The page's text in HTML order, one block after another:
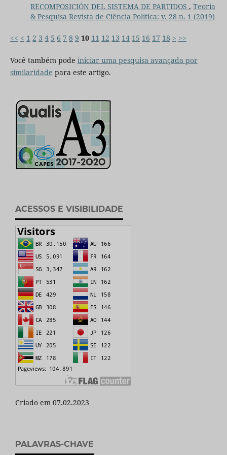
RECOMPOSICIÓN DEL SISTEMA DE PARTIDOS , Teoria
& Pesquisa Revista de Ciência Política: v. 28 n. 1 (2019)
<< < 1 2 3 4 5 6 7 8 9 10 11 12 13 14 15 16 17 18 > >>
Você também pode iniciar uma pesquisa avançada por
similaridade para este artigo.
ACESSOS E VISIBILIDADE
Criado em 07.02.2023
PALAVRAS-CHAVE